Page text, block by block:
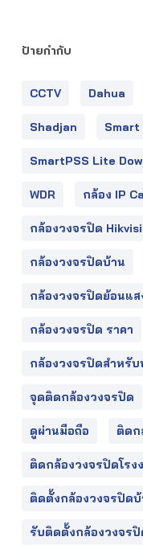
ป้ายกำกับ
CCTV Dahua
Shadjan Smart
SmartPSS Lite
WDR กล้อง IP
กล้องวงจรปิด
กล้องวงจรปิดบ้าน
กล้องวงจรปิดย้อนแส
กล้องวงจรปิด ราคา
กล้องวงจรปิดสำหรับ
จุดติดกล้องวงจรปิด
ดูผ่านมือถือ ติดก
ติดกล้องวงจรปิดโรง
ติดตั้งกล้องวงจรปิดบ้
รับติดตั้งกล้องวงจรปิ